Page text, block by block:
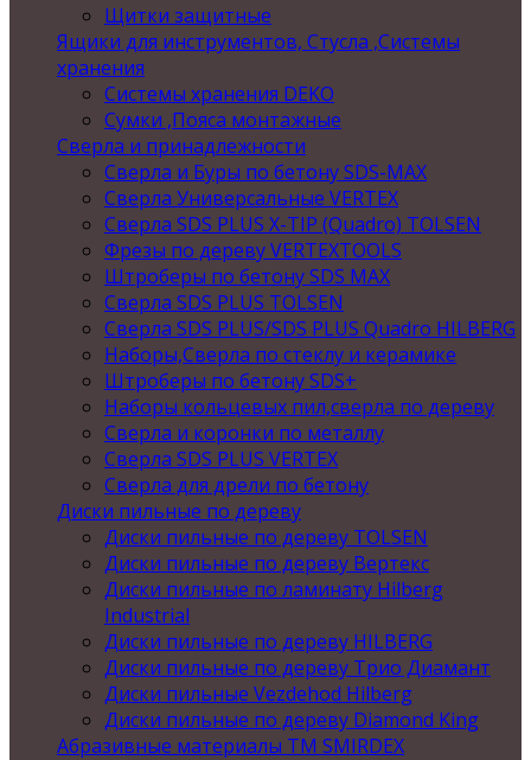
Щитки защитные
Ящики для инструментов, Стусла ,Системы
хранения
Системы хранения DEKO
Сумки ,Пояса монтажные
Сверла и принадлежности
Сверла и Буры по бетону SDS-MAX
Сверла Универсальные VERTEX
Сверла SDS PLUS X-TIP (Quadro) TOLSEN
Фрезы по дереву VERTEXTOOLS
Штроберы по бетону SDS MAX
Сверла SDS PLUS TOLSEN
Сверла SDS PLUS/SDS PLUS Quadro HILBERG
Наборы,Сверла по стеклу и керамике
Штроберы по бетону SDS+
Наборы кольцевых пил,сверла по дереву
Сверла и коронки по металлу
Сверла SDS PLUS VERTEX
Сверла для дрели по бетону
Диски пильные по дереву
Диски пильные по дереву TOLSEN
Диски пильные по дереву Вертекс
Диски пильные по ламинату Hilberg
Industrial
Диски пильные по дереву HILBERG
Диски пильные по дереву Трио Диамант
Диски пильные Vezdehod Hilberg
Диски пильные по дереву Diamond King
Абразивные материалы ТМ SMIRDEX